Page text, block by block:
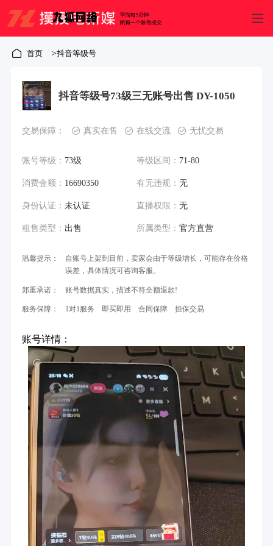
首页 >抖音等级号
抖音等级号73级三无账号出售 DY-1050
交易保障： 真实在售 在线交流 无忧交易
账号等级： 73级 等级区间： 71-80
消费金额： 16690350 有无违规： 无
身份认证： 未认证 直播权限： 无
租售类型： 出售 所属类型： 官方直营
温馨提示：
自账号上架到目前，卖家会由于等级增长，可能存在价格
误差，具体情况可咨询客服。
郑重承诺： 账号数据真实，描述不符全额退款!
服务保障： 1对1服务 即买即用 合同保障 担保交易
账号详情：